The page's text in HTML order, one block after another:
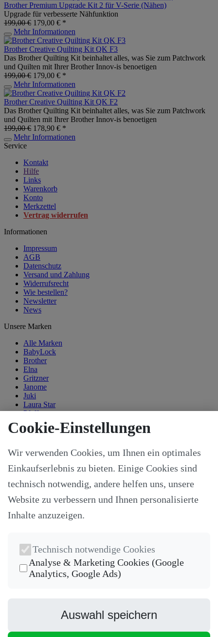
Brother Premium Upgrade Kit 2 für V-Serie (Nähen)
Upgrade für verbesserte Nähfunktion
199,00 € 179,00 € *
Mehr Informationen
Brother Creative Quilting Kit QK F3
Das Brother Quilting Kit beinhaltet alles, was Sie zum Patchwork
und Quilten mit Ihrer Brother Innov-is benoetigen
199,00 € 179,00 € *
Mehr Informationen
Brother Creative Quilting Kit QK F2
Das Brother Quilting Kit beinhaltet alles, was Sie zum Patchwork
und Quilten mit Ihrer Brother Innov-is benoetigen
199,00 € 178,90 € *
Mehr Informationen
Service
Kontakt
Hilfe
Links
Warenkorb
Konto
Merkzettel
Vertrag widerrufen
Informationen
Impressum
AGB
Datenschutz
Versand und Zahlung
Widerrufsrecht
Wie bestellen?
Newsletter
News
Unsere Marken
Alle Marken
BabyLock
Brother
Elna
Gritzner
Janome
Juki
Laura Star
Pfaff
Singer
Alle Modelle
Stoffe & Schnitte
Nähzubehör
Ersatzteile
Stricken und Häkeln
Schneideplotter und Zubehör
Sticksoftware
Nähkurse
Newsletter
Die neuesten Produkte und die besten Angebote per E-Mail, damit
Cookie-Einstellungen
Wir verwenden Cookies, um Ihnen ein optimales
Einkaufserlebnis zu bieten. Einige Cookies sind
technisch notwendig, andere helfen uns, unsere
Website zu verbessern und Ihnen personalisierte
Inhalte anzuzeigen.
Technisch notwendige Cookies
Analyse & Marketing Cookies (Google
Analytics, Google Ads)
Auswahl speichern